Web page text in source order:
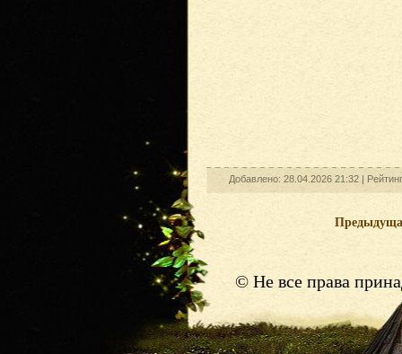
Добавлено: 28.04.2026 21:32 |
© Не все права